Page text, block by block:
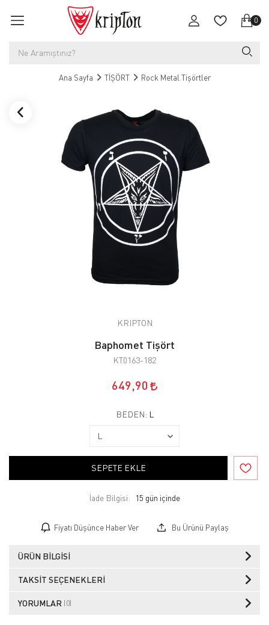
0
Ana Sayfa TİŞÖRT Rock Metal Tişörtler
KRIPTON
Baphomet Tişört
KT0163-182
649,90
BEDEN: L
SEPETE EKLE
İade Bilgisi:
Fiyatı Düşünce Haber Ver Bu Ürünü Paylaş
ÜRÜN BILGISI
TAKSIT SEÇENEKLERI
YORUMLAR (0)